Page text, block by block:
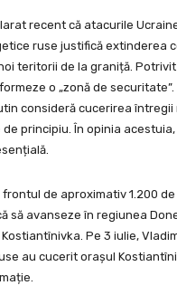
recent că atacurile
ruse justifică extinderea
teritorii de la graniță.
o „zonă de securitate”.
consideră cucerirea întregii
principiu. În opinia
de aproximativ 1.200
să avanseze în regiunea
Pe 3 iulie,
au cucerit orașul